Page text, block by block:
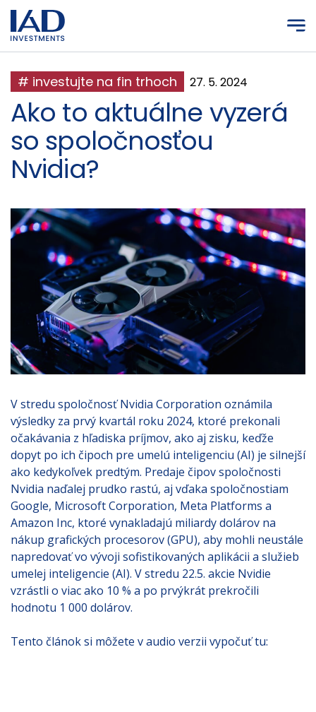
Prejsť na hlavný obsah
# investujte na fin trhoch 27. 5. 2024
Ako to aktuálne vyzerá
so spoločnosťou
Nvidia?
V stredu spoločnosť Nvidia Corporation oznámila
výsledky za prvý kvartál roku 2024, ktoré prekonali
očakávania z hľadiska príjmov, ako aj zisku, keďže
dopyt po ich čipoch pre umelú inteligenciu (AI) je silnejší
ako kedykoľvek predtým. Predaje čipov spoločnosti
Nvidia naďalej prudko rastú, aj vďaka spoločnostiam
Google, Microsoft Corporation, Meta Platforms a
Amazon Inc, ktoré vynakladajú miliardy dolárov na
nákup grafických procesorov (GPU), aby mohli neustále
napredovať vo vývoji sofistikovaných aplikácii a služieb
umelej inteligencie (AI). V stredu 22.5. akcie Nvidie
vzrástli o viac ako 10 % a po prvýkrát prekročili
hodnotu 1 000 dolárov.
Tento článok si môžete v audio verzii vypočuť tu: